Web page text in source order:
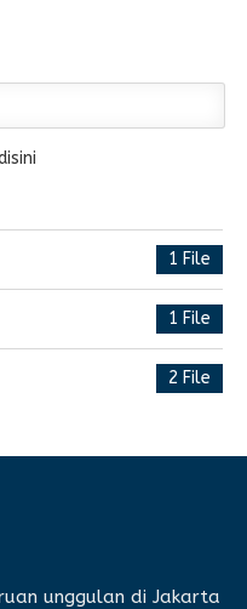
1 File
1 File
2 File
unggulan di Jakarta